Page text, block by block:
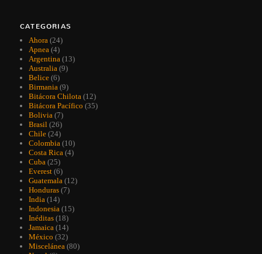
CATEGORIAS
Ahora (24)
Apnea (4)
Argentina (13)
Australia (9)
Belice (6)
Birmania (9)
Bitácora Chilota (12)
Bitácora Pacífico (35)
Bolivia (7)
Brasil (26)
Chile (24)
Colombia (10)
Costa Rica (4)
Cuba (25)
Everest (6)
Guatemala (12)
Honduras (7)
India (14)
Indonesia (15)
Inéditas (18)
Jamaica (14)
México (32)
Miscelánea (80)